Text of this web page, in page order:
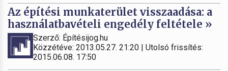
Az építési munkaterület visszaadása: a
használatbavételi engedély feltétele »
Szerző: Építésijog.hu
Közzétéve: 2013.05.27. 21:20 | Utolsó frissítés:
2015.06.08. 17:50